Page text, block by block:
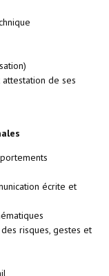
de ses
écrite et
risques, gestes et